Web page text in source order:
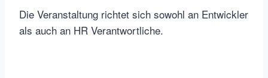
Die Veranstaltung richtet sich sowohl an Entwickler
als auch an HR Verantwortliche.